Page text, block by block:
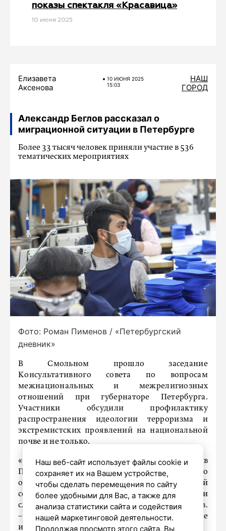
показы спектакля «Красавица»
10 июня 2025
Елизавета
Аксенова
10 ИЮНЯ 2025
15:03
НАШ
ГОРОД
Александр Беглов рассказал о
миграционной ситуации в Петербурге
Более 33 тысяч человек приняли участие в 536
тематических мероприятиях
Фото: Роман Пименов / «Петербургский
дневник»
В Смольном прошло заседание
Консультативного совета по вопросам
межнациональных и межрелигиозных
отношений при губернаторе Петербурга.
Участники обсудили профилактику
распространения идеологии терроризма и
экстремистских проявлений на национальной
почве и не только.
«Стабильная миграционная ситуация в
Петербурге – результат нашего бережного
отношения к традициям, постоянной
совместной работы городских ведомств и
служб, – отметил губернатор Александр Беглов.
– Мы продолжим укреплять взаимопонимание
и уважение между всеми народами».
Наш веб-сайт использует файлы cookie и
сохраняет их на Вашем устройстве,
чтобы сделать перемещения по сайту
более удобными для Вас, а также для
анализа статистики сайта и содействия
нашей маркетинговой деятельности.
Продолжая просмотр этого сайта, Вы